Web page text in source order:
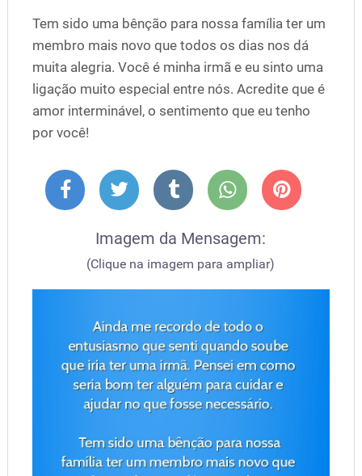
Tem sido uma bênção para nossa família ter um
membro mais novo que todos os dias nos dá
muita alegria. Você é minha irmã e eu sinto uma
ligação muito especial entre nós. Acredite que é
amor interminável, o sentimento que eu tenho
por você!
Imagem da Mensagem:
(Clique na imagem para ampliar)